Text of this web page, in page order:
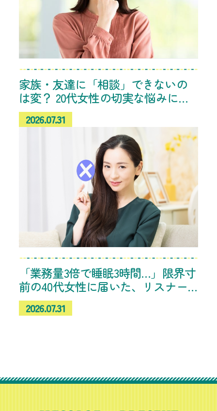
家族・友達に「相談」できないの
は変？ 20代女性の切実な悩みに共
感、“人生の先輩”からのアドバイス
続々
2026.07.31
「業務量3倍で睡眠3時間…」限界寸
前の40代女性に届いた、リスナー
たちの「これ、やめてみたら楽に
なった！」体験談
2026.07.31